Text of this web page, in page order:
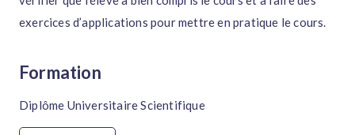
exercices d’applications pour mettre en pratique le cours.
Formation
Diplôme Universitaire Scientifique